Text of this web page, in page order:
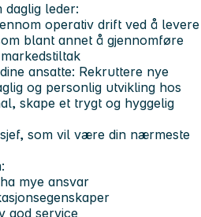
daglig leder:
operativ drift ved å levere
blant annet å gjennomføre
ansatte: Rekruttere nye
og personlig utvikling hos
skape et trygt og hyggelig
som vil være din nærmeste
mye ansvar
god service